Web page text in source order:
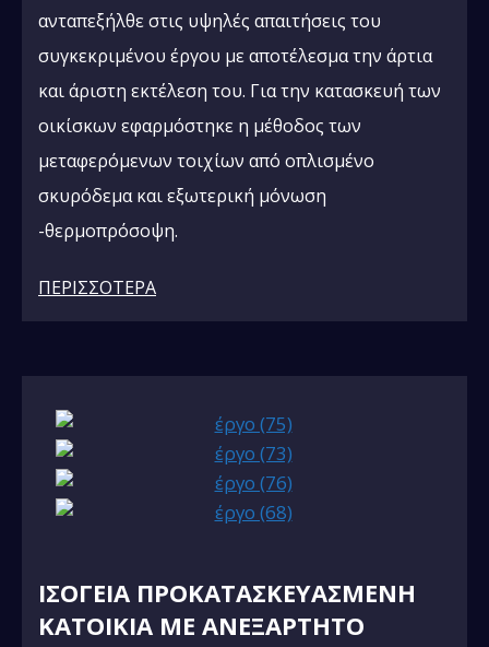
ανταπεξήλθε στις υψηλές απαιτήσεις του
συγκεκριμένου έργου με αποτέλεσμα την άρτια
και άριστη εκτέλεση του. Για την κατασκευή των
οικίσκων εφαρμόστηκε η μέθοδος των
μεταφερόμενων τοιχίων από οπλισμένο
σκυρόδεμα και εξωτερική μόνωση
-θερμοπρόσοψη.
ΠΕΡΙΣΣΟΤΕΡΑ
IΣΟΓΕΙΑ ΠΡΟΚΑΤΑΣΚΕΥΑΣΜΕΝΗ
ΚΑΤΟΙΚΙΑ ΜΕ ΑΝΕΞΑΡΤΗΤΟ